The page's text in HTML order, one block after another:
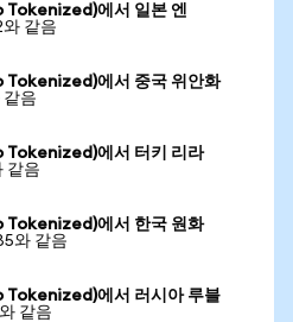
에서 일본 엔
같음
에서 중국 위안화
같음
에서 터키 리라
같음
에서 한국 원화
와 같음
에서 러시아 루블
같음